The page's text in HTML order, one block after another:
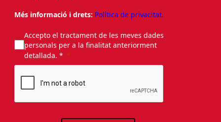
Més informació i drets: Política de privacitat.
Accepto el tractament de les meves dades
personals per a la finalitat anteriorment
detallada. *